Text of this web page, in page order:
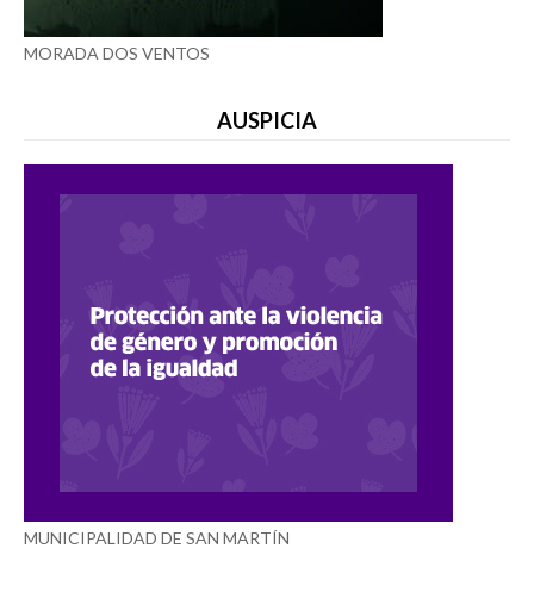
MORADA DOS VENTOS
AUSPICIA
MUNICIPALIDAD DE SAN MARTÍN